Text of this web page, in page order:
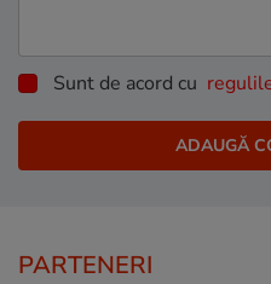
Sunt de acord cu
PARTENERI